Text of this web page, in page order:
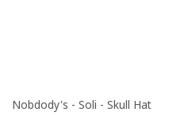
Nobdody's - Soli - Skull Hat